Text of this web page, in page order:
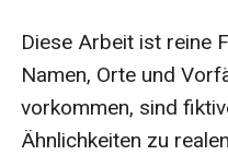
die wahre Liebe!
Diese Arbeit ist reine
Namen, Orte und
vorkommen, sind
Ähnlichkeiten zu